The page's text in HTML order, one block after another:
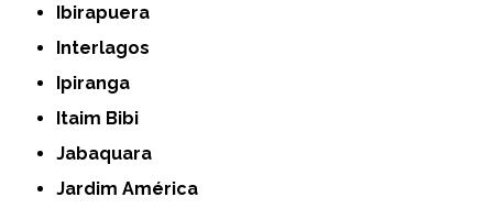
Ibirapuera
Interlagos
Ipiranga
Itaim Bibi
Jabaquara
Jardim América